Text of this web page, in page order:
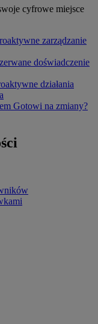
cyfrowe miejsce
zarządzanie
doświadczenie
działania
Gotowi na zmiany?